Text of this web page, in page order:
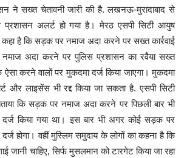
ने सख्त चेतावनी जारी की है. लखनऊ-मुरादाबाद से
अलर्ट हो गया है। मेरठ एसपी सिटी आयुष
है कि सड़क पर नमाज अदा करने पर सख्त कार्रवाई
अदा करने पर पुलिस प्रशासन का रवैया सख्त
ऐसा करने वालों पर मुकदमा दर्ज किया जाएगा। मुकदमा
और लाइसेंस भी रद्द किया जा सकता है. एसपी सिटी
कि सड़क पर नमाज अदा करने पर पिछली बार भी
दर्ज किया गया था। इस बार भी अगर कोई सड़क पर
होगा। वहीं मुस्लिम समुदाय के लोगों का कहना है कि
जानी चाहिए, सिर्फ मुसलमान को टारगेट किया जा रहा